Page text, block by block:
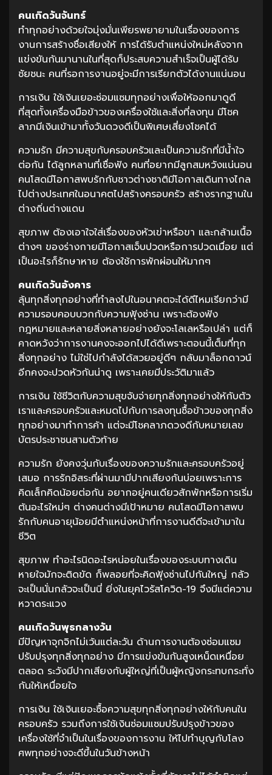
คนเกิดวันจันทร์
ทำทุกอย่างด้วยใจมุ่งมั่นเพียรพยายามในเรื่องของการ
งานการสร้างชื่อเสียงให้ การได้รับตำแหน่งใหม่หลังจาก
แข่งขันกันมานานในที่สุดก็ประสบความสำเร็จเป็นผู้ได้รับ
ชัยชนะ คนที่รอการงานอยู่จะมีการเรียกตัวได้งานแน่นอน
การเงิน ใช้เงินเยอะซ่อมแซมทุกอย่างเพื่อให้ออกมาดูดี
ที่สุดทั้งเครื่องมือข้าวของเครื่องใช้และสิ่งที่ลงทุน มีโชค
ลาภมีเงินเข้ามาทั้งวันดวงดีเป็นพิเศษเสี่ยงโชคได้
ความรัก มีความสุขกับครอบครัวและเป็นความรักที่มีน้ำใจ
ต่อกัน ได้ลูกหลานที่เชื่อฟัง คนที่อยากมีลูกสมหวังแน่นอน
คนโสดมีโอกาสพบรักกับชาวต่างชาติมีโอกาสเดินทางไกล
ไปต่างประเทศในอนาคตไปสร้างครอบครัว สร้างรากฐานใน
ต่างถิ่นต่างแดน
สุขภาพ ต้องเอาใจใส่เรื่องของหัวเข่าหรือขา และกล้ามเนื้อ
ต่างๆ ของร่างกายมีโอกาสเจ็บปวดหรือการปวดเมื่อย แต่
เป็นอะไรก็รักษาหาย ต้องใช้การพักผ่อนให้มากๆ
คนเกิดวันอังคาร
ลุ้นทุกสิ่งทุกอย่างที่ทำลงไปในอนาคตจะได้ดีไหมเรียกว่ามี
ความรอบคอบบวกกับความฟุ้งซ่าน เพราะต้องฟัง
กฎหมายและหลายสิ่งหลายอย่างยังจะโลเลหรือเปล่า แต่ก็
คาดหวังว่าการงานคงจะออกไปได้ดีเพราะตอนนี้เต็มที่ทุก
สิ่งทุกอย่าง ไม่ใช่ไปกำลังได้สวยอยู่ดีๆ กลับมาล็อกดาวน์
อีกคงจะปวดหัวกันน่าดู เพราะเคยมีประวัติมาแล้ว
การเงิน ใช้ชีวิตกับความสุขจับจ่ายทุกสิ่งทุกอย่างให้กับตัว
เราและครอบครัวและหมดไปกับการลงทุนซื้อข้าวของทุกสิ่ง
ทุกอย่างมาทำการค้า แต่จะมีโชคลาภดวงดีกับหมายเลข
บัตรประชาชนสามตัวท้าย
ความรัก ยังคงวุ่นกับเรื่องของความรักและครอบครัวอยู่
เสมอ การรักอิสระที่ผ่านมามีปากเสียงกันบ่อยเพราะการ
คิดเล็กคิดน้อยต่อกัน อยากอยู่คนเดียวสักพักหรือการเริ่ม
ต้นอะไรใหม่ๆ ต่างคนต่างมีเป้าหมาย คนโสดมีโอกาสพบ
รักกับคนอายุน้อยมีตำแหน่งหน้าที่การงานดีดีจะเข้ามาใน
ชีวิต
สุขภาพ ทำอะไรนิดอะไรหน่อยในเรื่องของระบบทางเดิน
หายใจมักจะติดขัด ก็พลอยที่จะคิดฟุ้งซ่านไปกันใหญ่ กลัว
จะเป็นนั่นกลัวจะเป็นนี่ ยิ่งในยุคไวรัสโควิด-19 จึงมีแต่ความ
หวาดระแวง
คนเกิดวันพุธกลางวัน
มีปัญหาจุกจิกไม่เว้นแต่ละวัน ด้านการงานต้องซ่อมแซม
ปรับปรุงทุกสิ่งทุกอย่าง มีการแข่งขันกันสูงเหน็ดเหนื่อย
ตลอด ระวังมีปากเสียงกับผู้ใหญ่ที่เป็นผู้หญิงกระทบกระทั่ง
กันให้เหนื่อยใจ
การเงิน ใช้เงินเยอะซื้อความสุขทุกสิ่งทุกอย่างให้กับคนใน
ครอบครัว รวมถึงการใช้เงินซ่อมแซมปรับปรุงข้าวของ
เครื่องใช้ที่จำเป็นในเรื่องของการงาน ให้ไปทำบุญกับโลง
ศพทุกอย่างจะดีขึ้นในวันข้างหน้า